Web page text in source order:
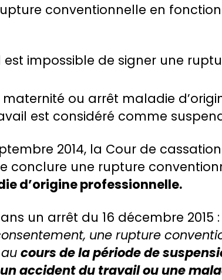
conventionnelle en
est impossible de signer une
ou arrêt maladie
est considéré comme
2014, la Cour de
conclure une rupture
d’origine professionnelle.
un arrêt du 16 décembre 2015 :
une rupture
au cours de la période de
accident du travail ou une